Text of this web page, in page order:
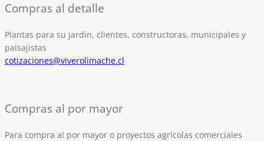
Compras al detalle
Plantas para su jardín, clientes, constructoras, municipales y
paisajistas
cotizaciones@viverolimache.cl
Compras al por mayor
Para compra al por mayor o proyectos agrícolas comerciales